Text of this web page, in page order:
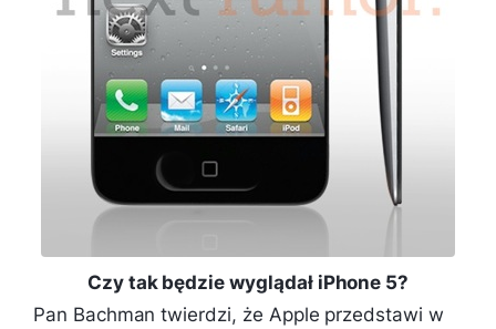
Czy tak będzie wyglądał iPhone 5?
Pan Bachman twierdzi, że Apple przedstawi w